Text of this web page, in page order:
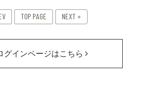
TOP PAGE NEXT »
グインページはこちら